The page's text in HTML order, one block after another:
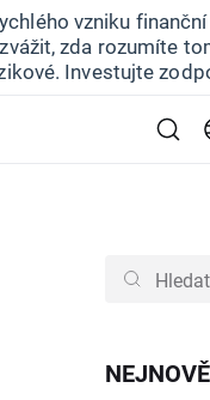
vzniku
zda rozumíte
Investujte